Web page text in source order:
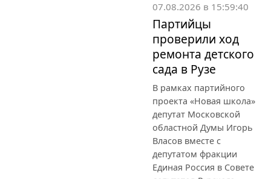
07.08.2026 в 15:59:40
Партийцы
проверили ход
ремонта детского
сада в Рузе
В рамках партийного
проекта «Новая школа»
депутат Московской
областной Думы Игорь
Власов вместе с
депутатом фракции
Единая Россия в Совете